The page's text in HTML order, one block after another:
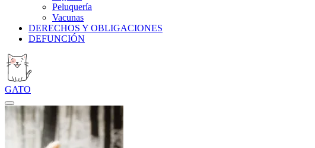
Peluquería
Vacunas
DERECHOS Y OBLIGACIONES
DEFUNCIÓN
GATO